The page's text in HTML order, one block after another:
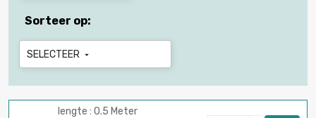
Sorteer op:
SELECTEER 
lengte : 0.5 Meter